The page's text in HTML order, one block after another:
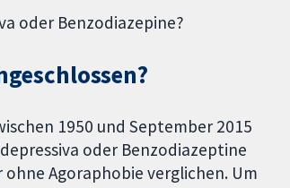
oder Benzodiazepine?
1950 und September 2015
oder Benzodiazeptine
Agoraphobie verglichen. Um